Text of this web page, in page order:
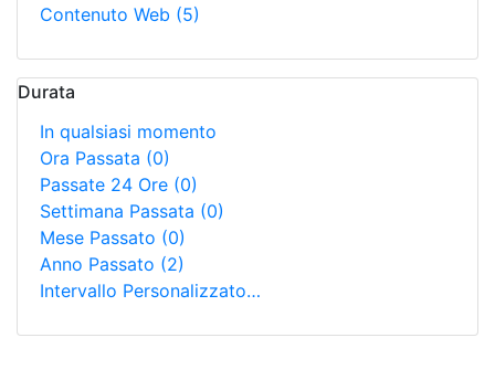
Contenuto Web (5)
Durata
In qualsiasi momento
Ora Passata (0)
Passate 24 Ore (0)
Settimana Passata (0)
Mese Passato (0)
Anno Passato (2)
Intervallo Personalizzato…